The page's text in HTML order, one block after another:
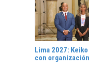
Lima 2027:
con